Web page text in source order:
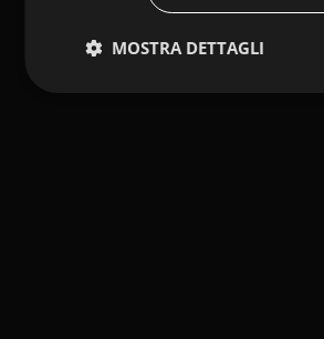
MOSTRA DETTAGLI